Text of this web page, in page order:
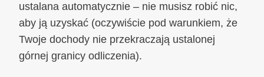
ustalana automatycznie – nie musisz robić nic,
aby ją uzyskać (oczywiście pod warunkiem, że
Twoje dochody nie przekraczają ustalonej
górnej granicy odliczenia).